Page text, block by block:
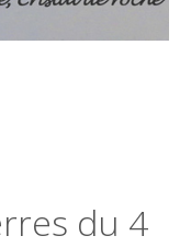
du 4